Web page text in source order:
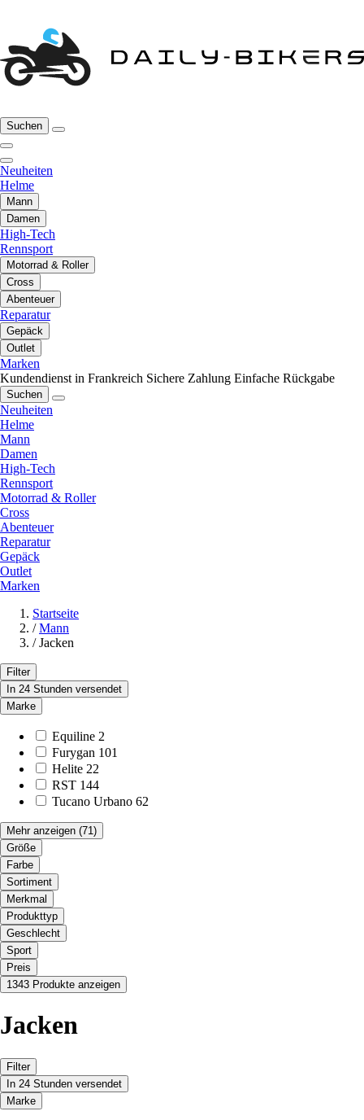
Suchen
Neuheiten
Helme
Mann
Damen
High-Tech
Rennsport
Motorrad & Roller
Cross
Abenteuer
Reparatur
Gepäck
Outlet
Marken
Kundendienst in Frankreich Sichere Zahlung Einfache Rückgabe
Suchen
Neuheiten
Helme
Mann
Damen
High-Tech
Rennsport
Motorrad & Roller
Cross
Abenteuer
Reparatur
Gepäck
Outlet
Marken
Startseite
/ Mann
/ Jacken
Filter
In 24 Stunden versendet
Marke
Equiline 2
Furygan 101
Helite 22
RST 144
Tucano Urbano 62
Mehr anzeigen (71)
Größe
Farbe
Sortiment
Merkmal
Produkttyp
Geschlecht
Sport
Preis
1343 Produkte anzeigen
Jacken
Filter
In 24 Stunden versendet
Marke